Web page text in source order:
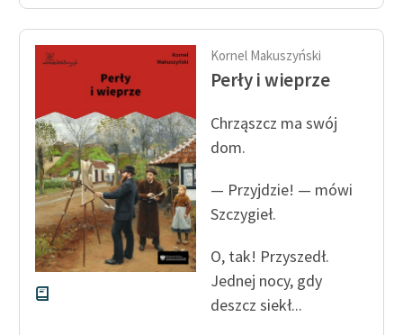
Kornel Makuszyński
Perły i wieprze
Chrząszcz ma swój
dom.
— Przyjdzie! — mówi
Szczygieł.
O, tak! Przyszedł.
Jednej nocy, gdy
deszcz siekł...